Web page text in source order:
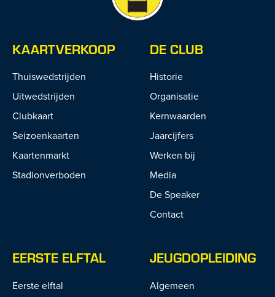
KAARTVERKOOP
Thuiswedstrijden
Uitwedstrijden
Clubkaart
Seizoenkaarten
Kaartenmarkt
Stadionverboden
DE CLUB
Historie
Organisatie
Kernwaarden
Jaarcijfers
Werken bij
Media
De Speaker
Contact
EERSTE ELFTAL
Eerste elftal
JEUGDOPLEIDING
Algemeen